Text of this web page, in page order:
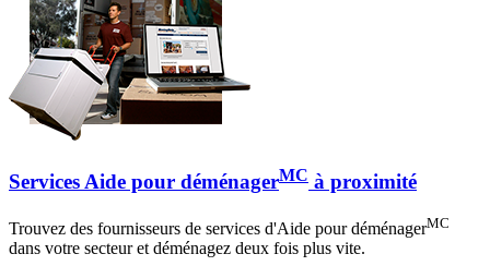
Services Aide pour déménagerMC à proximité
Trouvez des fournisseurs de services d'Aide pour déménagerMC
dans votre secteur et déménagez deux fois plus vite.